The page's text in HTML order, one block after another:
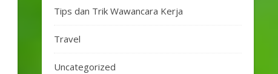
Tips dan Trik Wawancara Kerja
Travel
Uncategorized